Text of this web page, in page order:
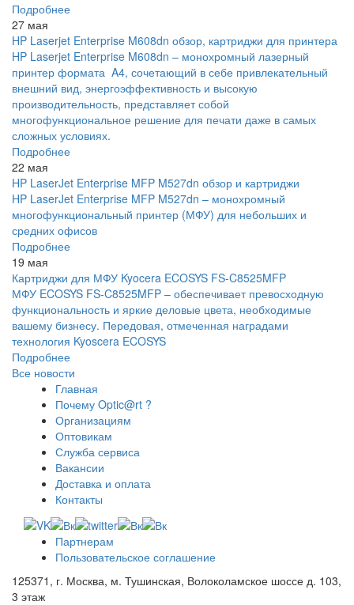
Подробнее
27 мая
HP Laserjet Enterprise M608dn обзор, картриджи для принтера
HP Laserjet Enterprise M608dn – монохромный лазерный
принтер формата A4, сочетающий в себе привлекательный
внешний вид, энергоэффективность и высокую
производительность, представляет собой
многофункциональное решение для печати даже в самых
сложных условиях.
Подробнее
22 мая
HP LaserJet Enterprise MFP M527dn обзор и картриджи
HP LaserJet Enterprise MFP M527dn – монохромный
многофункциональный принтер (МФУ) для небольших и
средних офисов
Подробнее
19 мая
Картриджи для МФУ Kyocera ECOSYS FS-C8525MFP
МФУ ECOSYS FS-C8525MFP – обеспечивает превосходную
функциональность и яркие деловые цвета, необходимые
вашему бизнесу. Передовая, отмеченная наградами
технология Kyoscera ECOSYS
Подробнее
Все новости
Главная
Почему Optic@rt ?
Организациям
Оптовикам
Служба сервиса
Вакансии
Доставка и оплата
Контакты
Партнерам
Пользовательское соглашение
125371, г. Москва, м. Тушинская, Волоколамское шоссе д. 103,
3 этаж